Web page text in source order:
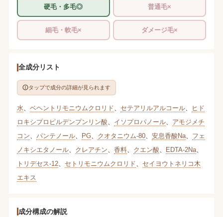
硬毛・多毛◎ 普通毛×
細毛・軟毛× ダメージ毛×
全成分リスト
タップで成分の詳細が見られます
水 ベヘントリモニウムクロリド セテアリルアルコール、
ヒド
ロキシプロピルデンプンリン酸
イソプロパノール、 アモジメチ
コン
パンテノール、 PG、 クオタニウム-80、 安息香酸Na、 フェ
ノキシエタノール、 クレアチン 香料、 クエン酸 EDTA-2Na、
トリデセス-12、 セトリモニウムクロリド
セイヨウトネリコ木
エキス
成分構成の解説